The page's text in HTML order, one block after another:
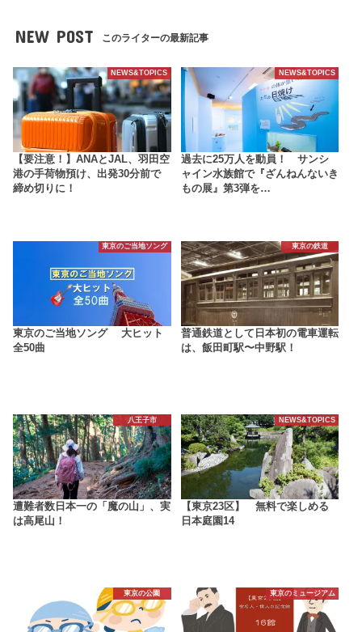
NEW POST このライターの最新記事
NEWS&TOPICS
【要注意！】ANAとJAL、羽田空
港の手荷物預け、出発30分前で
締め切りに！
NEWS&TOPICS
過去に25万人を動員！ サンシ
ャイン水族館で『ざんねんないき
もの展』第3弾を…
東京のご当地ソング
東京のご当地ソング 大ヒット
全50曲
東京の鉄道
普通鉄道として日本初の電車運転
は、飯田町駅〜中野駅！
八王子市
遭難者数日本一の「魔の山」、実
は高尾山！
NEWS&TOPICS
【東京23区】 無料で楽しめる
日本庭園14
東京の公園 東京のミュージアム